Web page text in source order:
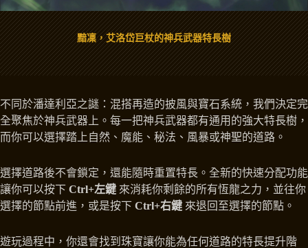
黯凜，艾洛岱巨杖的神兵武器特長樹
不同於潘達利亞之謎：混搭再造的披風與寶石系統，我們決定完
全聚焦於神兵武器上。每一把神兵武器都有通用的強大特長樹，
而你可以選擇踏上自然、魔能、秘法、風暴或神聖的道路。
選擇道路後不會鎖定，還能隨時重置特長。全新的快速分配功能
讓你可以按下 Ctrl+左鍵 來消耗你剩餘的所有恆龍之力，並往你
選擇的節點前進，或是按下 Ctrl+右鍵 來退回至選擇的節點。
遊玩過程中，你還會找到珠寶讓你能為任何道路的特長提升階